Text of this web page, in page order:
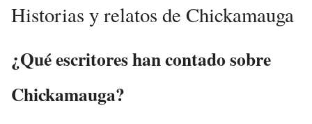
Historias y relatos de Chickamauga
¿Qué escritores han contado sobre
Chickamauga?